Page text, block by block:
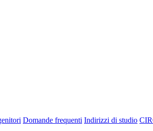
Domande frequenti Indirizzi di studio